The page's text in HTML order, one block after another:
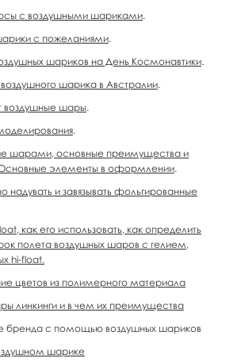
с воздушными шариками.
с пожеланиями.
шариков на День Космонавтики.
шарика в Австралии.
воздушные шары.
.
шарами, основные преимущества и
Основные элементы в оформлении.
надувать и завязывать фольгированные
как его использовать, как определить
полета воздушных шаров с гелием,
hi-float.
цветов из полимерного материала
линкинги и в чем их преимущества
бренда с помощью воздушных шариков
шарике